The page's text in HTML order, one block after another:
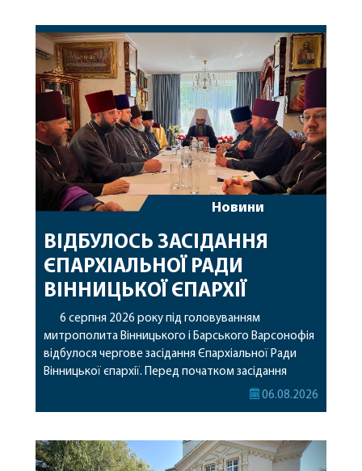
Новини
ВІДБУЛОСЬ ЗАСІДАННЯ
ЄПАРХІАЛЬНОЇ РАДИ
ВІННИЦЬКОЇ ЄПАРХІЇ
6 серпня 2026 року під головуванням
митрополита Вінницького і Барського Варсонофія
відбулося чергове засідання Єпархіальної Ради
Вінницької єпархії. Перед початком засідання
секретар Єпархіальної Ради від імені членів Ради
побажавши йому міцного здоров’я, Божої
допомоги, миру, духовної радості та
06.08.2026